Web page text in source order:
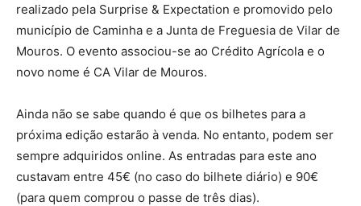
realizado pela Surprise & Expectation e promovido pelo
município de Caminha e a Junta de Freguesia de Vilar de
Mouros. O evento associou-se ao Crédito Agrícola e o
novo nome é CA Vilar de Mouros.
Ainda não se sabe quando é que os bilhetes para a
próxima edição estarão à venda. No entanto, podem ser
sempre adquiridos online. As entradas para este ano
custavam entre 45€ (no caso do bilhete diário) e 90€
(para quem comprou o passe de três dias).